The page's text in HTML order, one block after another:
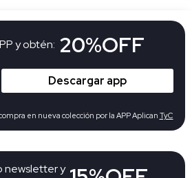
newsletter y
y obtén: 20%OFF
Descargar app
en nueva colección por la APP Aplican TyC